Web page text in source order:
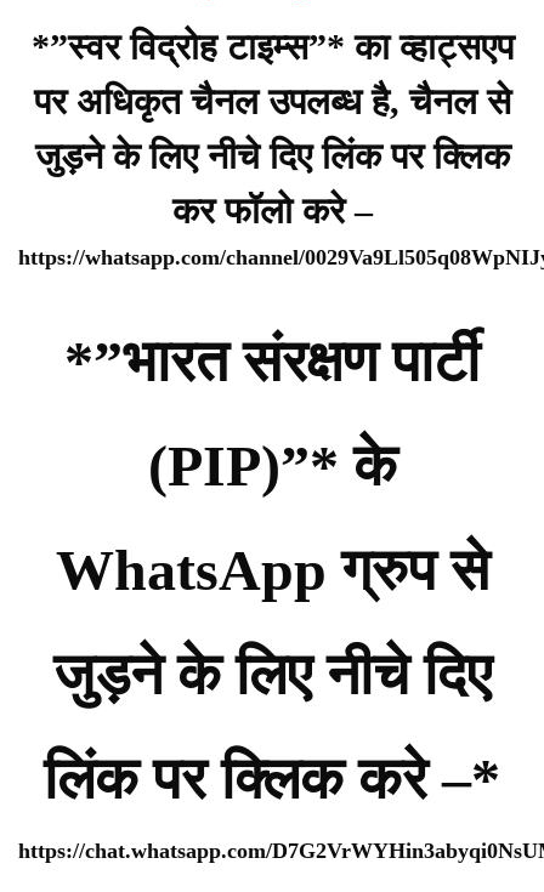
*”स्वर विद्रोह टाइम्स”* का व्हाट्सएप
पर अधिकृत चैनल उपलब्ध है, चैनल से
जुड़ने के लिए नीचे दिए लिंक पर क्लिक
कर फॉलो करे –
https://whatsapp.com/channel/
*”भारत संरक्षण पार्टी
(PIP)”* के
WhatsApp ग्रुप से
जुड़ने के लिए नीचे दिए
लिंक पर क्लिक करे –*
https://chat.whatsapp.com/